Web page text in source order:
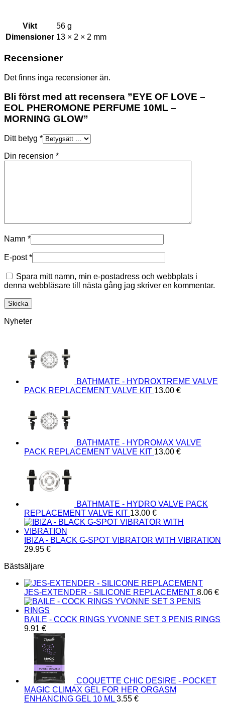
Vikt
56 g
Dimensioner 13 × 2 × 2 mm
Recensioner
Det finns inga recensioner än.
Bli först med att recensera ”EYE OF LOVE –
EOL PHEROMONE PERFUME 10ML –
MORNING GLOW”
Ditt betyg *
Din recension *
Namn *
E-post*
Spara mitt namn, min e-postadress och webbplats i
denna webbläsare till nästa gång jag skriver en kommentar.
Nyheter
BATHMATE - HYDROXTREME VALVE
PACK REPLACEMENT VALVE KIT 13.00 €
BATHMATE - HYDROMAX VALVE
PACK REPLACEMENT VALVE KIT 13.00 €
BATHMATE - HYDRO VALVE PACK
REPLACEMENT VALVE KIT 13.00 €
IBIZA - BLACK G-SPOT VIBRATOR WITH VIBRATION
29.95 €
Bästsäljare
JES-EXTENDER - SILICONE REPLACEMENT 8.06 €
BAILE - COCK RINGS YVONNE SET 3 PENIS RINGS
9.91 €
COQUETTE CHIC DESIRE - POCKET
MAGIC CLIMAX GEL FOR HER ORGASM
ENHANCING GEL 10 ML 3.55 €